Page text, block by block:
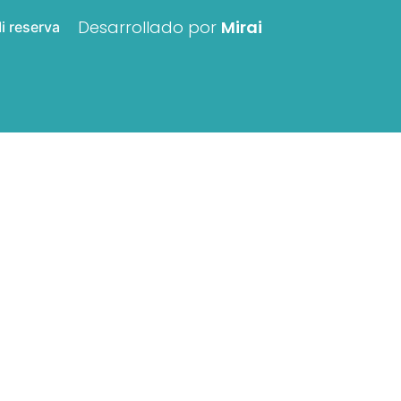
reserva Desarrollado por Mirai